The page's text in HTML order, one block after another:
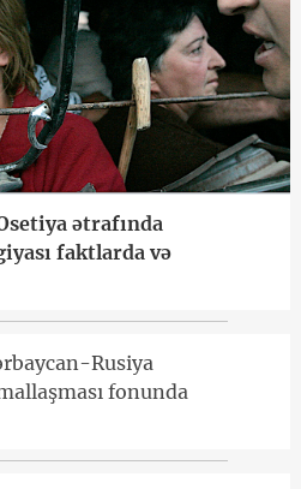
ətrafında
faktlarda və
Rusiya
fonunda